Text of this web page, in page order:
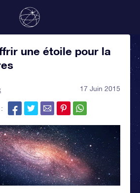
une étoile pour la
17 Juin 2015